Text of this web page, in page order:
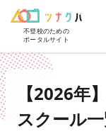
不登校のための
ポータルサイト
【2026年
スクール